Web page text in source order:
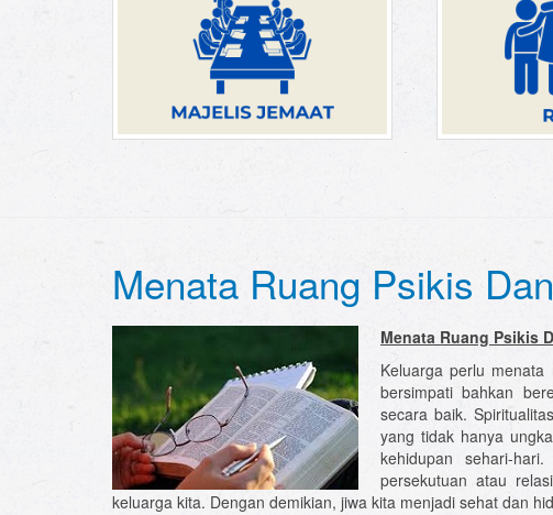
Menata Ruang Psikis
Menata Ruang Psikis
Keluarga perlu
bersimpati bahkan
secara baik.
yang tidak hanya
kehidupan sehari-
persekutuan atau
keluarga kita. Dengan demikian, jiwa kita menjadi sehat dan